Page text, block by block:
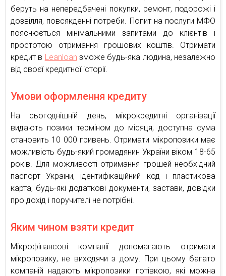
беруть на непередбачені покупки, ремонт, подорожі і
дозвілля, повсякденні потреби. Попит на послуги МФО
пояснюється мінімальними запитами до клієнтів і
простотою отримання грошових коштів. Отримати
кредит в Leanloan зможе будь-яка людина, незалежно
від своєї кредитної історії.
Умови оформлення кредиту
На сьогоднішній день, мікрокредитні організації
видають позики терміном до місяця, доступна сума
становить 10 000 гривень. Отримати мікропозики має
можливість будь-який громадянин України віком 18-65
років. Для можливості отримання грошей необхідний
паспорт України, ідентифікаційний код і пластикова
карта, будь-які додаткові документи, застави, довідки
про дохід і поручителі не потрібні.
Яким чином взяти кредит
Мікрофінансові компанії допомагають отримати
мікропозику, не виходячи з дому. При цьому багато
компаній надають мікропозики готівкою, які можна